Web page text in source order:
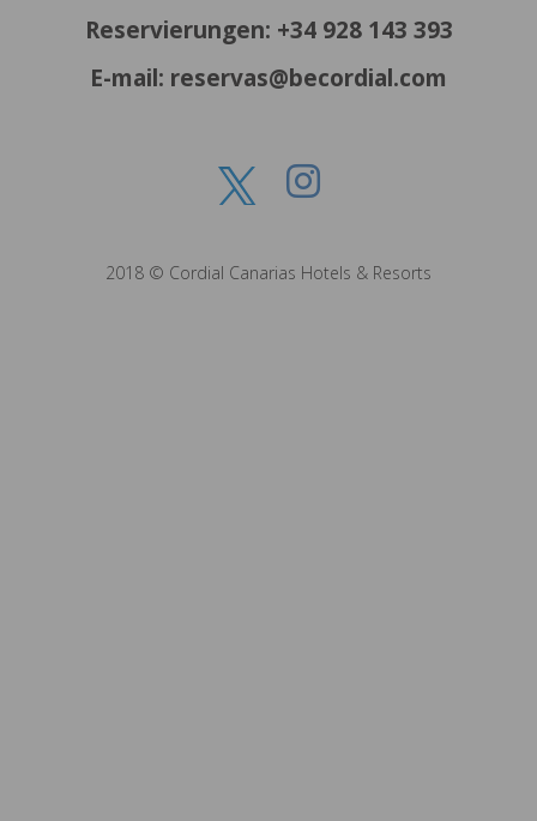
Reservierungen: +34 928 143 393
E-mail: reservas@becordial.com
2018 © Cordial Canarias Hotels & Resorts